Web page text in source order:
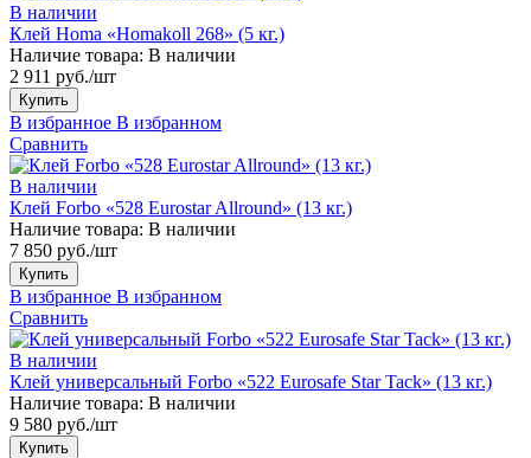
В наличии
Клей Homa «Homakoll 268» (5 кг.)
Наличие товара: В наличии
2 911 руб./шт
Купить
В избранное В избранном
Сравнить
В наличии
Клей Forbo «528 Eurostar Allround» (13 кг.)
Наличие товара: В наличии
7 850 руб./шт
Купить
В избранное В избранном
Сравнить
В наличии
Клей универсальный Forbo «522 Eurosafe Star Tack» (13 кг.)
Наличие товара: В наличии
9 580 руб./шт
Купить